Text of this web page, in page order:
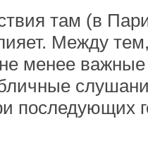
там (в
Между
менее
последующих